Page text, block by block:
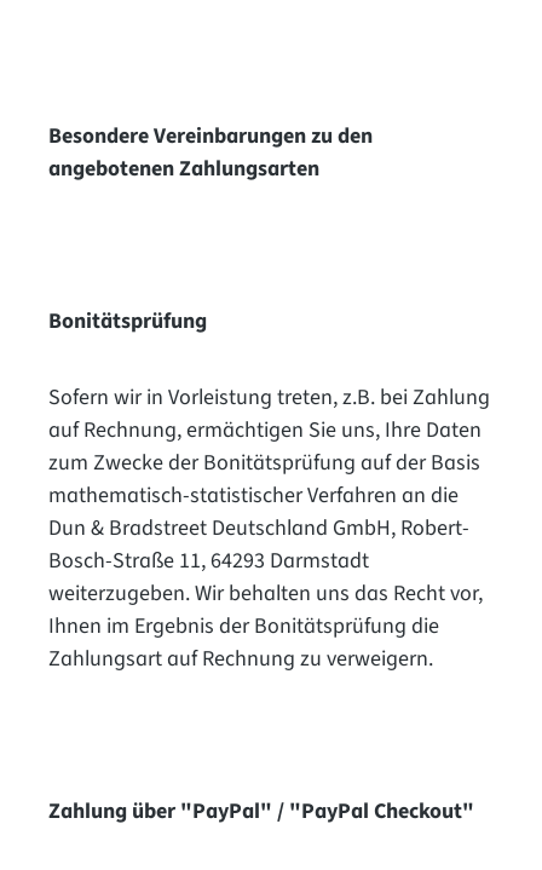
Besondere Vereinbarungen zu den
angebotenen Zahlungsarten
Bonitätsprüfung
Sofern wir in Vorleistung treten, z.B. bei Zahlung
auf Rechnung, ermächtigen Sie uns, Ihre Daten
zum Zwecke der Bonitätsprüfung auf der Basis
mathematisch-statistischer Verfahren an die
Dun & Bradstreet Deutschland GmbH, Robert-
Bosch-Straße 11, 64293 Darmstadt
weiterzugeben. Wir behalten uns das Recht vor,
Ihnen im Ergebnis der Bonitätsprüfung die
Zahlungsart auf Rechnung zu verweigern.
Zahlung über "PayPal" / "PayPal Checkout"